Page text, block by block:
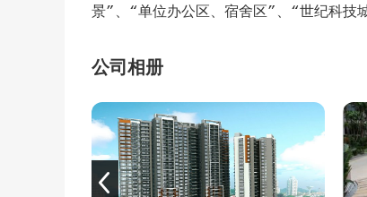
景”、“单位办公区、宿舍区”、“世纪科技
公司以“服务至诚、管理规范、开拓创新
以效益为目的”为管理原则，不断推陈出新
务”的服务宗旨，积极研究客户需求，执
化。
智健物业以责任为重，坚持“务实进取，
验以及兼具理性与激情的企业文化，以深
公司相册